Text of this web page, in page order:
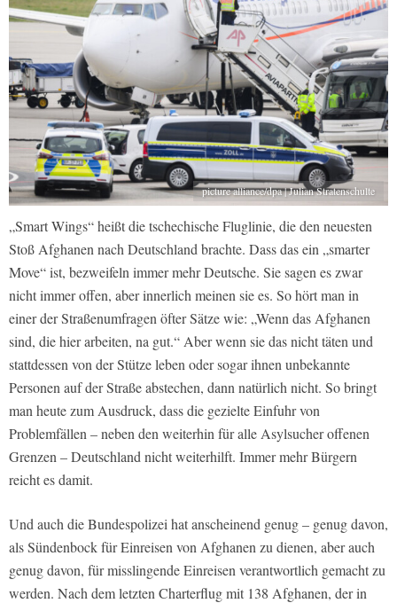
picture alliance/dpa | Julian Stratenschulte
„Smart Wings“ heißt die tschechische Fluglinie, die den neuesten
Stoß Afghanen nach Deutschland brachte. Dass das ein „smarter
Move“ ist, bezweifeln immer mehr Deutsche. Sie sagen es zwar
nicht immer offen, aber innerlich meinen sie es. So hört man in
einer der Straßenumfragen öfter Sätze wie: „Wenn das Afghanen
sind, die hier arbeiten, na gut.“ Aber wenn sie das nicht täten und
stattdessen von der Stütze leben oder sogar ihnen unbekannte
Personen auf der Straße abstechen, dann natürlich nicht. So bringt
man heute zum Ausdruck, dass die gezielte Einfuhr von
Problemfällen – neben den weiterhin für alle Asylsucher offenen
Grenzen – Deutschland nicht weiterhilft. Immer mehr Bürgern
reicht es damit.
Und auch die Bundespolizei hat anscheinend genug – genug davon,
als Sündenbock für Einreisen von Afghanen zu dienen, aber auch
genug davon, für misslingende Einreisen verantwortlich gemacht zu
werden. Nach dem letzten Charterflug mit 138 Afghanen, der in